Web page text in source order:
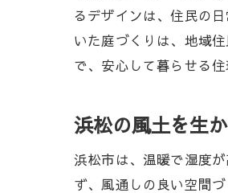
るデザインは、住民の
いた庭づくりは、地域
で、安心して暮らせる住
浜松の風土を生
浜松市は、温暖で湿度
ず、風通しの良い空間